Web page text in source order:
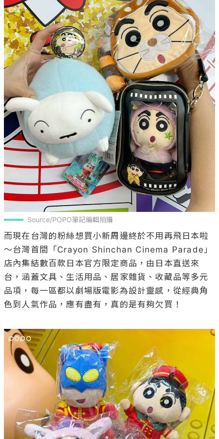
Source/POPO筆記編輯拍攝
而現在台灣的粉絲想買小新周邊終於不用再飛日本啦
～台灣首間「Crayon Shinchan Cinema Parade」
店內集結數百款日本官方限定商品，由日本直送來
台，涵蓋文具、生活用品、居家雜貨、收藏品等多元
品項，每一區都以劇場版電影為設計靈感，從經典角
色到人氣作品，應有盡有，真的是有夠欠買！